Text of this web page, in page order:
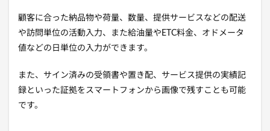
顧客に合った納品物や荷量、数量、提供サービスなどの配送
や訪問単位の活動入力、また給油量やETC料金、オドメータ
値などの日単位の入力ができます。
また、サイン済みの受領書や置き配、サービス提供の実績記
録といった証拠をスマートフォンから画像で残すことも可能
です。